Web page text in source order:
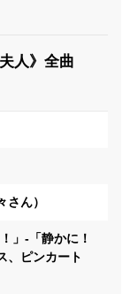
人》全曲
さん）
」-「静かに！
、ピンカート